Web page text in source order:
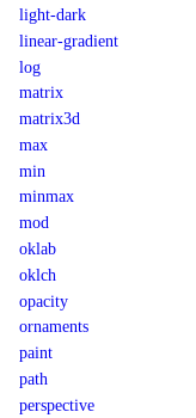
light-dark
linear-gradient
log
matrix
matrix3d
max
min
minmax
mod
oklab
oklch
opacity
ornaments
paint
path
perspective